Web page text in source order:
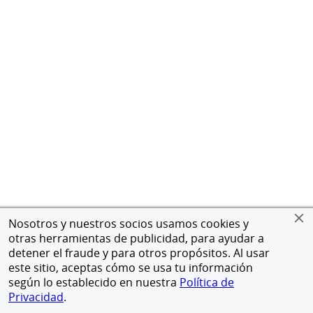
Nosotros y nuestros socios usamos cookies y
otras herramientas de publicidad, para ayudar a
detener el fraude y para otros propósitos. Al usar
este sitio, aceptas cómo se usa tu información
según lo establecido en nuestra Política de
Privacidad.